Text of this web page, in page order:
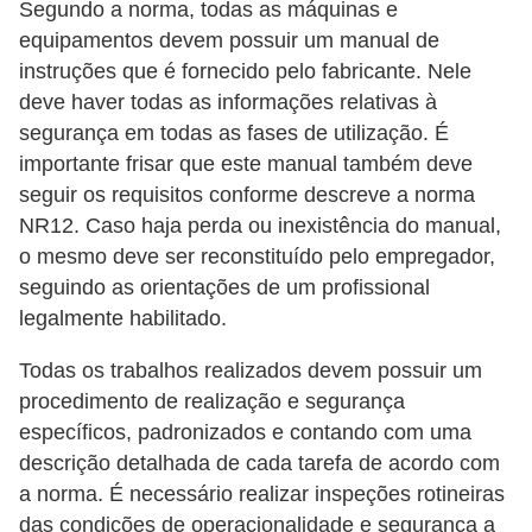
Segundo a norma, todas as máquinas e
equipamentos devem possuir um manual de
instruções que é fornecido pelo fabricante. Nele
deve haver todas as informações relativas à
segurança em todas as fases de utilização. É
importante frisar que este manual também deve
seguir os requisitos conforme descreve a norma
NR12. Caso haja perda ou inexistência do manual,
o mesmo deve ser reconstituído pelo empregador,
seguindo as orientações de um profissional
legalmente habilitado.
Todas os trabalhos realizados devem possuir um
procedimento de realização e segurança
específicos, padronizados e contando com uma
descrição detalhada de cada tarefa de acordo com
a norma. É necessário realizar inspeções rotineiras
das condições de operacionalidade e segurança a
o
c
ê
m
e
s
m
o
–
l
e
r
i